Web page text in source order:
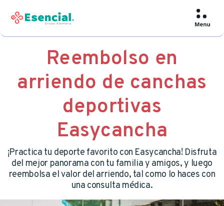
Reembolso en
arriendo de canchas
deportivas
Easycancha
¡Practica tu deporte favorito con Easycancha! Disfruta
del mejor panorama con tu familia y amigos, y luego
reembolsa el valor del arriendo, tal como lo haces con
una consulta médica.